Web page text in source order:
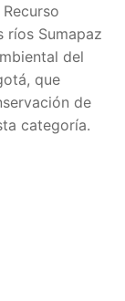
ríos Sumapaz
del
que
de
categoría.